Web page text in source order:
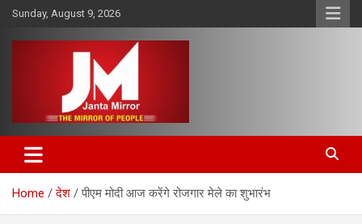
Skip
content
Sunday, August 9, 2026
Janta Mirror
Home देश पीएम मोदी आज करेंगे रोजगार मेले का शुभारंभ